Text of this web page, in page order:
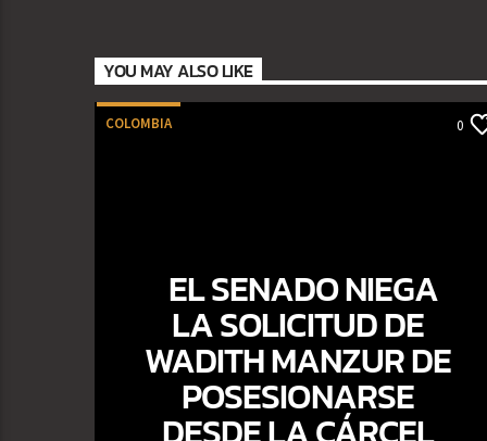
YOU MAY ALSO LIKE
COLOMBIA 0
EL SENADO NIEGA
LA SOLICITUD DE
WADITH MANZUR DE
POSESIONARSE